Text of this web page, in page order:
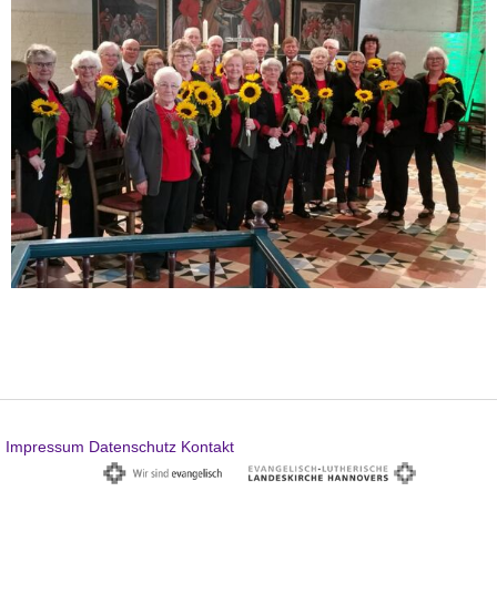
Impressum Datenschutz Kontakt